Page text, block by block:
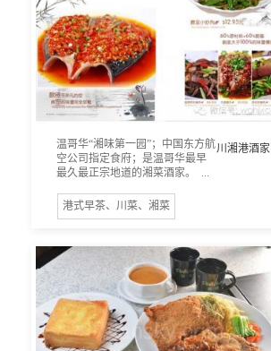
川湘港酒家
温哥华“湘味第一园”；中国东方航
空公司指定食府；是温哥华最早
最久最正宗地道的湘菜酒家。 ...
港式早茶、川菜、湘菜